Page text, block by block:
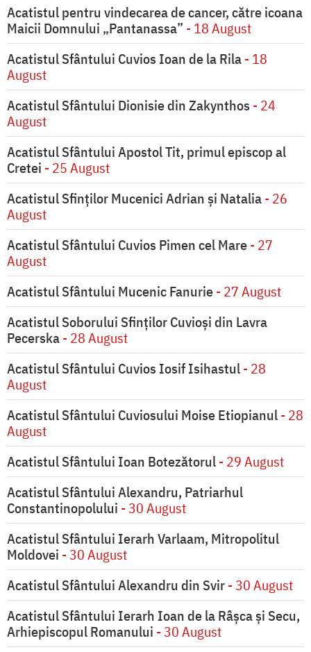
Acatistul pentru vindecarea de cancer, către icoana
Maicii Domnului „Pantanassa” - 18 August
Acatistul Sfântului Cuvios Ioan de la Rila- 18
August
Acatistul Sfântului Dionisie din Zakynthos - 24
August
Acatistul Sfântului Apostol Tit, primul episcop al
Cretei - 25 August
Acatistul Sfinților Mucenici Adrian și Natalia- 26
August
Acatistul Sfântului Cuvios Pimen cel Mare- 27
August
Acatistul Sfântului Mucenic Fanurie- 27 August
Acatistul Soborului Sfinților Cuvioși din Lavra
Pecerska- 28 August
Acatistul Sfântului Cuvios Iosif Isihastul- 28
August
Acatistul Sfântului Cuviosului Moise Etiopianul- 28
August
Acatistul Sfântului Ioan Botezătorul- 29 August
Acatistul Sfântului Alexandru, Patriarhul
Constantinopolului - 30 August
Acatistul Sfântului Ierarh Varlaam, Mitropolitul
Moldovei - 30 August
Acatistul Sfântului Alexandru din Svir- 30 August
Acatistul Sfântului Ierarh Ioan de la Râşca şi Secu,
Arhiepiscopul Romanului - 30 August